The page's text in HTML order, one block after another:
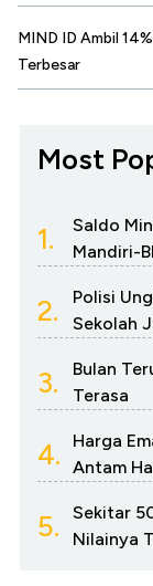
MIND ID Ambil
Terbesar
Most
1.
Saldo
Mandiri-
2.
Polisi
Sekolah
3.
Bulan
Terasa
4.
Harga
Antam
5.
Sekitar
Nilainya